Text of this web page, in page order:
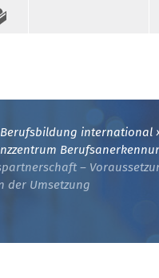
Berufsbildung international
–
der Umsetzung